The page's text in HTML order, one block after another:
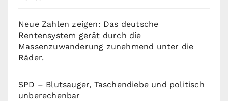
Neue Zahlen zeigen: Das deutsche
Rentensystem gerät durch die
Massenzuwanderung zunehmend unter die
Räder.
SPD – Blutsauger, Taschendiebe und politisch
unberechenbar